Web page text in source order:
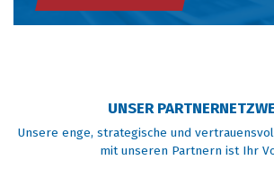
UNSER
Unsere enge, strategische und
mit unseren Partnern ist Ihr